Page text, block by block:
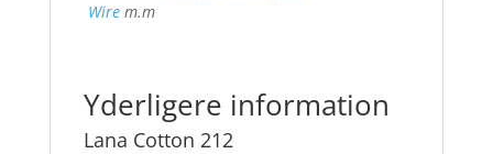
Wire m.m
Yderligere information
Lana Cotton 212